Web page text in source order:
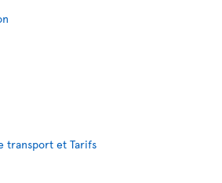
transport et Tarifs